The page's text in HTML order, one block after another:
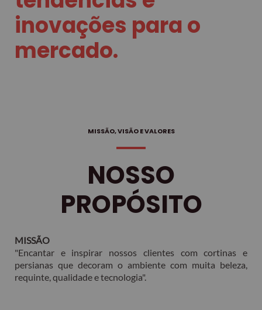
inovações para o
mercado.
MISSÃO, VISÃO E VALORES
NOSSO
PROPÓSITO
MISSÃO
"Encantar e inspirar nossos clientes com cortinas e
persianas que decoram o ambiente com muita beleza,
requinte, qualidade e tecnologia".